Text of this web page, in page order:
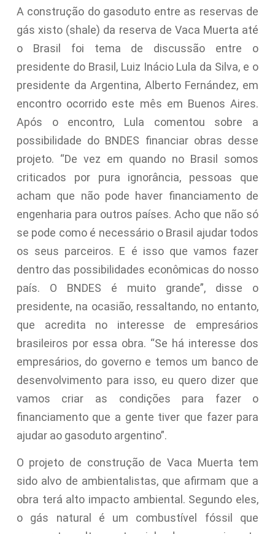
A construção do gasoduto entre as reservas de
gás xisto (shale) da reserva de Vaca Muerta até
o Brasil foi tema de discussão entre o
presidente do Brasil, Luiz Inácio Lula da Silva, e o
presidente da Argentina, Alberto Fernández, em
encontro ocorrido este mês em Buenos Aires.
Após o encontro, Lula comentou sobre a
possibilidade do BNDES financiar obras desse
projeto. “De vez em quando no Brasil somos
criticados por pura ignorância, pessoas que
acham que não pode haver financiamento de
engenharia para outros países. Acho que não só
se pode como é necessário o Brasil ajudar todos
os seus parceiros. E é isso que vamos fazer
dentro das possibilidades econômicas do nosso
país. O BNDES é muito grande”, disse o
presidente, na ocasião, ressaltando, no entanto,
que acredita no interesse de empresários
brasileiros por essa obra. “Se há interesse dos
empresários, do governo e temos um banco de
desenvolvimento para isso, eu quero dizer que
vamos criar as condições para fazer o
financiamento que a gente tiver que fazer para
ajudar ao gasoduto argentino”.
O projeto de construção de Vaca Muerta tem
sido alvo de ambientalistas, que afirmam que a
obra terá alto impacto ambiental. Segundo eles,
o gás natural é um combustível fóssil que